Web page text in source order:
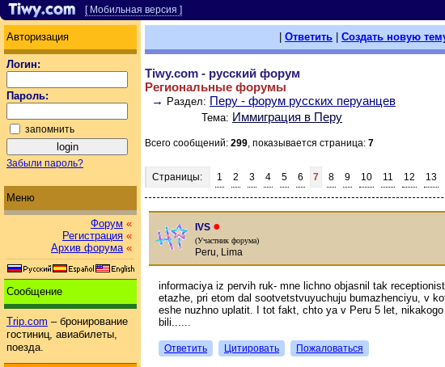
[ Мобильная версия ]
Авторизация
Логин:
Пароль:
запомнить
Забыли пароль?
Меню
Форум «
Регистрация «
Архив форума «
Сообщение
Trip.com – бронирование
гостиниц, авиабилеты,
поезда.
Ответить Создать новую
Tiwy.com - русский форум
Региональные форумы
→ Раздел: Перу - форум русских перуанцев
Тема: Иммиграция в Перу
Всего сообщений: 299, показывается страница: 7
Страницы: 1 2 3 4 5 6 7 8 9 10 11 12 13
IVS ●
(Участник форума)
Peru, Lima
informaciya iz pervih ruk- mne lichno objasnil tak
etazhe, pri etom dal sootvetstvuyuchuju bumazhenciyu, v
eshe nuzhno uplatit. I tot fakt, chto ya v Peru 5 let,
bili......
Ответить Цитировать Пожаловаться